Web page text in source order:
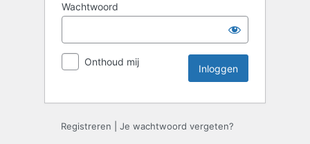
Wachtwoord
Onthoud mij
Registreren Je wachtwoord vergeten?